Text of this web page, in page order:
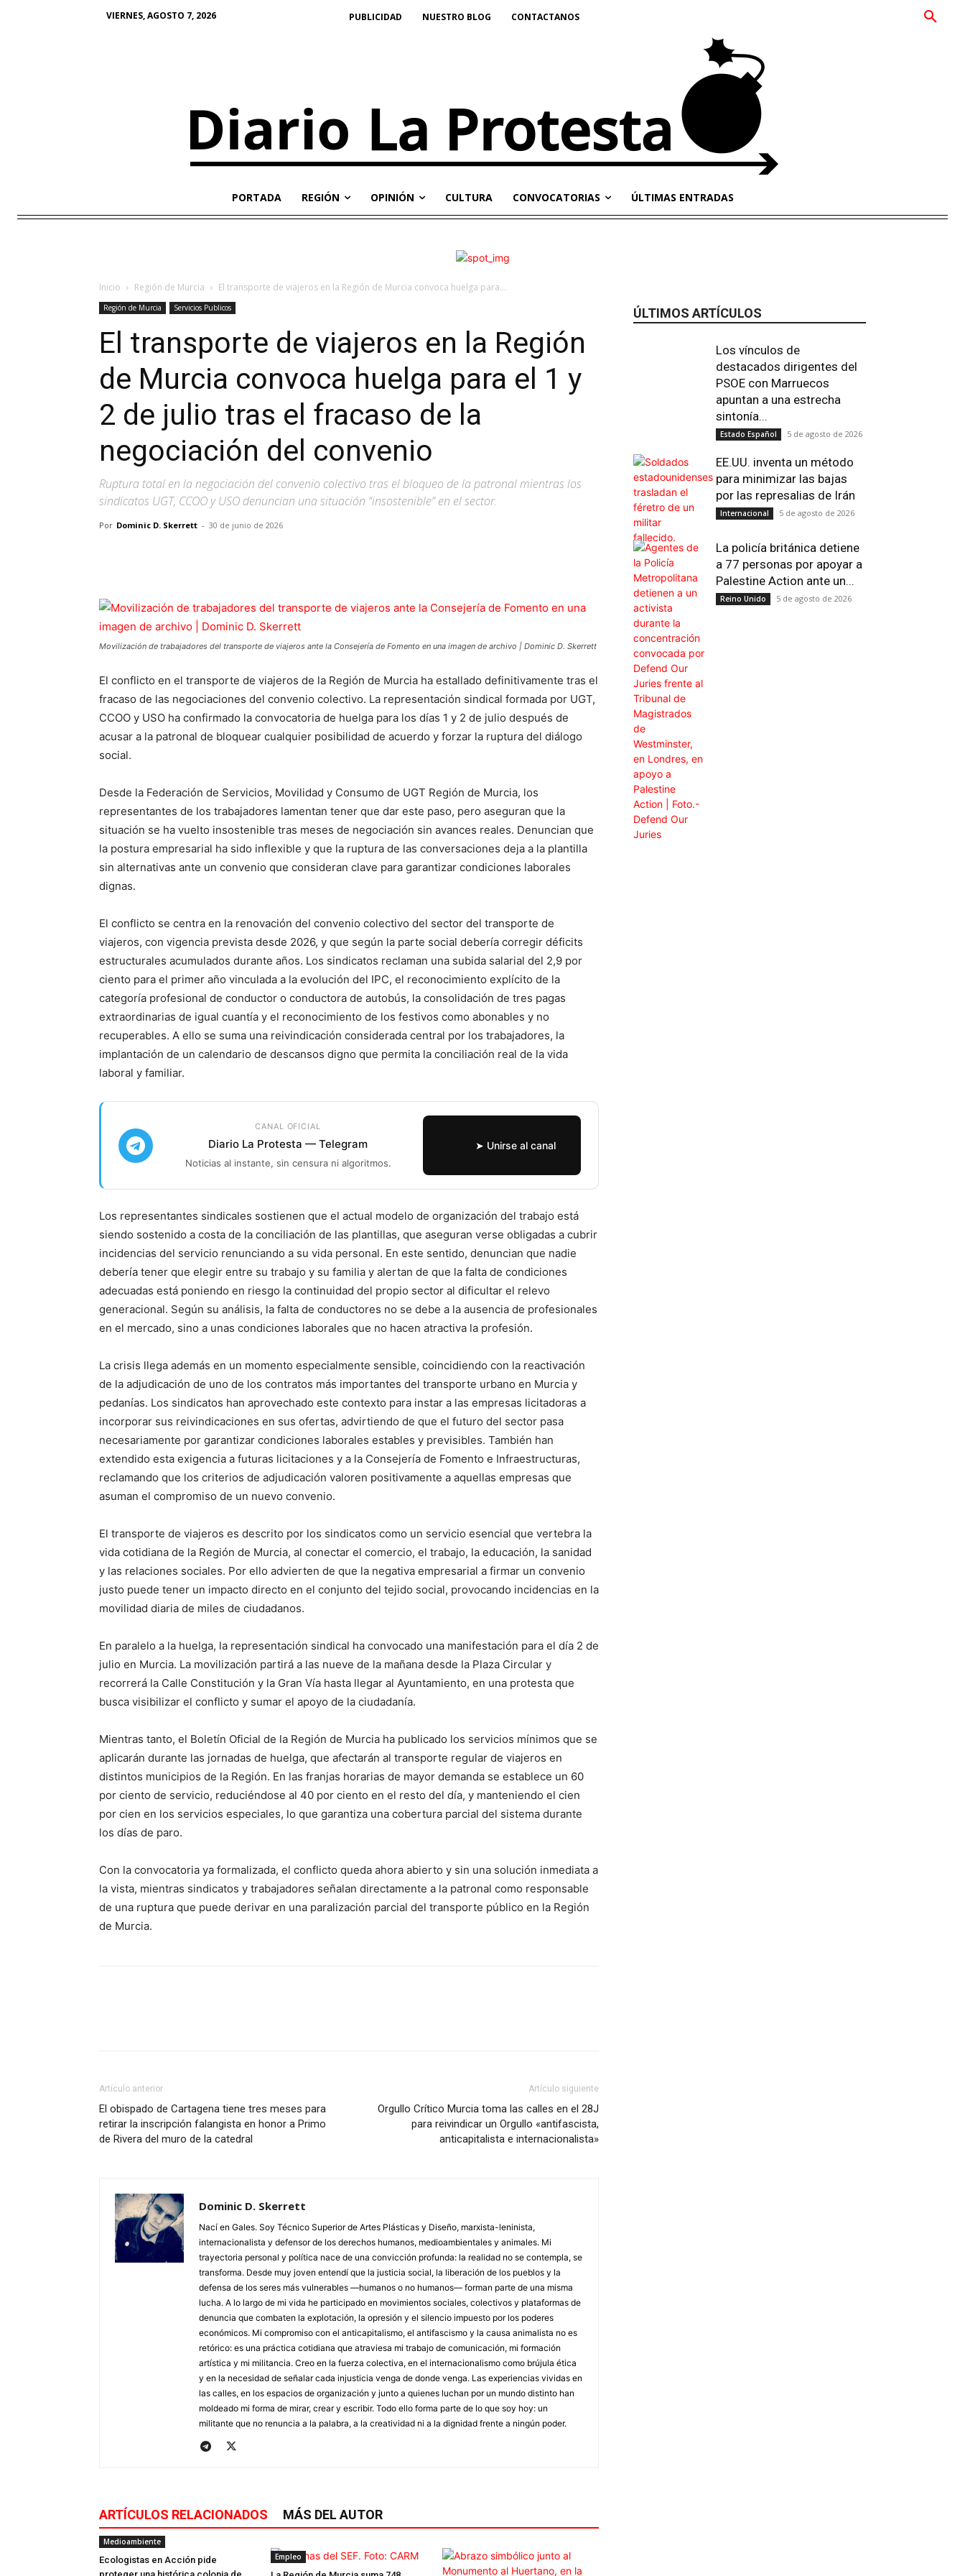
VIERNES, AGOSTO 7, 2026 PUBLICIDAD NUESTRO BLOG CONTACTANOS
PORTADA REGIÓN OPINIÓN CULTURA CONVOCATORIAS ÚLTIMAS ENTRADAS
Inicio Región de Murcia El transporte de viajeros en la Región de Murcia convoca huelga para...
Región de Murcia Servicios Publicos
El transporte de viajeros en la Región
de Murcia convoca huelga para el 1 y
2 de julio tras el fracaso de la
negociación del convenio
Ruptura total en la negociación del convenio colectivo tras el bloqueo de la patronal mientras los
sindicatos UGT, CCOO y USO denuncian una situación “insostenible” en el sector.
Por Dominic D. Skerrett - 30 de junio de 2026
Email Impresión
Movilización de trabajadores del transporte de viajeros ante la Consejería de Fomento en una imagen de archivo | Dominic D. Skerrett
El conflicto en el transporte de viajeros de la Región de Murcia ha estallado definitivamente tras el
fracaso de las negociaciones del convenio colectivo. La representación sindical formada por UGT,
CCOO y USO ha confirmado la convocatoria de huelga para los días 1 y 2 de julio después de
acusar a la patronal de bloquear cualquier posibilidad de acuerdo y forzar la ruptura del diálogo
social.
Desde la Federación de Servicios, Movilidad y Consumo de UGT Región de Murcia, los
representantes de los trabajadores lamentan tener que dar este paso, pero aseguran que la
situación se ha vuelto insostenible tras meses de negociación sin avances reales. Denuncian que
la postura empresarial ha sido inflexible y que la ruptura de las conversaciones deja a la plantilla
sin alternativas ante un convenio que consideran clave para garantizar condiciones laborales
dignas.
El conflicto se centra en la renovación del convenio colectivo del sector del transporte de
viajeros, con vigencia prevista desde 2026, y que según la parte social debería corregir déficits
estructurales acumulados durante años. Los sindicatos reclaman una subida salarial del 2,9 por
ciento para el primer año vinculada a la evolución del IPC, el reconocimiento explícito de la
categoría profesional de conductor o conductora de autobús, la consolidación de tres pagas
extraordinarias de igual cuantía y el reconocimiento de los festivos como abonables y no
recuperables. A ello se suma una reivindicación considerada central por los trabajadores, la
implantación de un calendario de descansos digno que permita la conciliación real de la vida
laboral y familiar.
CANAL OFICIAL
Diario La Protesta — Telegram
Noticias al instante, sin censura ni algoritmos.
➤ Unirse al canal
Los representantes sindicales sostienen que el actual modelo de organización del trabajo está
siendo sostenido a costa de la conciliación de las plantillas, que aseguran verse obligadas a cubrir
incidencias del servicio renunciando a su vida personal. En este sentido, denuncian que nadie
debería tener que elegir entre su trabajo y su familia y alertan de que la falta de condiciones
adecuadas está poniendo en riesgo la continuidad del propio sector al dificultar el relevo
generacional. Según su análisis, la falta de conductores no se debe a la ausencia de profesionales
en el mercado, sino a unas condiciones laborales que no hacen atractiva la profesión.
La crisis llega además en un momento especialmente sensible, coincidiendo con la reactivación
de la adjudicación de uno de los contratos más importantes del transporte urbano en Murcia y
pedanías. Los sindicatos han aprovechado este contexto para instar a las empresas licitadoras a
incorporar sus reivindicaciones en sus ofertas, advirtiendo de que el futuro del sector pasa
necesariamente por garantizar condiciones laborales estables y previsibles. También han
extendido esta exigencia a futuras licitaciones y a la Consejería de Fomento e Infraestructuras,
reclamando que los criterios de adjudicación valoren positivamente a aquellas empresas que
asuman el compromiso de un nuevo convenio.
El transporte de viajeros es descrito por los sindicatos como un servicio esencial que vertebra la
vida cotidiana de la Región de Murcia, al conectar el comercio, el trabajo, la educación, la sanidad
y las relaciones sociales. Por ello advierten de que la negativa empresarial a firmar un convenio
justo puede tener un impacto directo en el conjunto del tejido social, provocando incidencias en la
movilidad diaria de miles de ciudadanos.
En paralelo a la huelga, la representación sindical ha convocado una manifestación para el día 2 de
julio en Murcia. La movilización partirá a las nueve de la mañana desde la Plaza Circular y
recorrerá la Calle Constitución y la Gran Vía hasta llegar al Ayuntamiento, en una protesta que
busca visibilizar el conflicto y sumar el apoyo de la ciudadanía.
Mientras tanto, el Boletín Oficial de la Región de Murcia ha publicado los servicios mínimos que se
aplicarán durante las jornadas de huelga, que afectarán al transporte regular de viajeros en
distintos municipios de la Región. En las franjas horarias de mayor demanda se establece un 60
por ciento de servicio, reduciéndose al 40 por ciento en el resto del día, y manteniendo el cien
por cien en los servicios especiales, lo que garantiza una cobertura parcial del sistema durante
los días de paro.
Con la convocatoria ya formalizada, el conflicto queda ahora abierto y sin una solución inmediata a
la vista, mientras sindicatos y trabajadores señalan directamente a la patronal como responsable
de una ruptura que puede derivar en una paralización parcial del transporte público en la Región
de Murcia.
Artículo anterior
El obispado de Cartagena tiene tres meses para
retirar la inscripción falangista en honor a Primo
de Rivera del muro de la catedral
Artículo siguiente
Orgullo Crítico Murcia toma las calles en el 28J
para reivindicar un Orgullo «antifascista,
anticapitalista e internacionalista»
Dominic D. Skerrett
Nací en Gales. Soy Técnico Superior de Artes Plásticas y Diseño, marxista-leninista,
internacionalista y defensor de los derechos humanos, medioambientales y animales. Mi
trayectoria personal y política nace de una convicción profunda: la realidad no se contempla, se
transforma. Desde muy joven entendí que la justicia social, la liberación de los pueblos y la
defensa de los seres más vulnerables —humanos o no humanos— forman parte de una misma
lucha. A lo largo de mi vida he participado en movimientos sociales, colectivos y plataformas de
denuncia que combaten la explotación, la opresión y el silencio impuesto por los poderes
económicos. Mi compromiso con el anticapitalismo, el antifascismo y la causa animalista no es
retórico: es una práctica cotidiana que atraviesa mi trabajo de comunicación, mi formación
artística y mi militancia. Creo en la fuerza colectiva, en el internacionalismo como brújula ética
y en la necesidad de señalar cada injusticia venga de donde venga. Las experiencias vividas en
las calles, en los espacios de organización y junto a quienes luchan por un mundo distinto han
moldeado mi forma de mirar, crear y escribir. Todo ello forma parte de lo que soy hoy: un
militante que no renuncia a la palabra, a la creatividad ni a la dignidad frente a ningún poder.
ARTÍCULOS RELACIONADOS MÁS DEL AUTOR
Medioambiente
Ecologistas en Acción pide
Empleo
ÚLTIMOS ARTÍCULOS
Los vínculos de
destacados dirigentes del
PSOE con Marruecos
apuntan a una estrecha
sintonía...
Estado Español 5 de agosto de 2026
EE.UU. inventa un método
para minimizar las bajas
por las represalias de Irán
Internacional 5 de agosto de 2026
La policía británica detiene
a 77 personas por apoyar a
Palestine Action ante un...
Reino Unido 5 de agosto de 2026